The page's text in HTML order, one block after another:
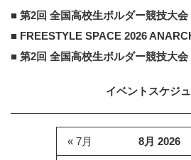
■ 第2回 全国高校生ボルダー競技大会
■ FREESTYLE SPACE 2026
■ 第2回 全国高校生ボルダー競技大会
イベントスケジ
8月 2026
« 7月